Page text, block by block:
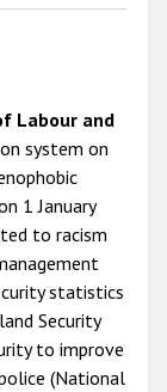
Labour and
system on
1 January
to racism
statistics
Security
to improve
(National